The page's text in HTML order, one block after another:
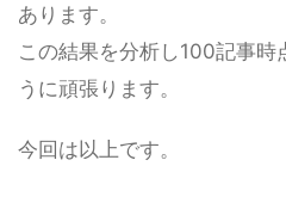
あります。
この結果を分析し100記事時
うに頑張ります。
今回は以上です。